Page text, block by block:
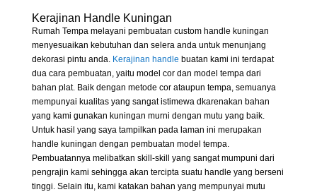
Kerajinan Handle Kuningan
Rumah Tempa melayani pembuatan custom handle kuningan
menyesuaikan kebutuhan dan selera anda untuk menunjang
dekorasi pintu anda. Kerajinan handle buatan kami ini terdapat
dua cara pembuatan, yaitu model cor dan model tempa dari
bahan plat. Baik dengan metode cor ataupun tempa, semuanya
mempunyai kualitas yang sangat istimewa dkarenakan bahan
yang kami gunakan kuningan murni dengan mutu yang baik.
Untuk hasil yang saya tampilkan pada laman ini merupakan
handle kuningan dengan pembuatan model tempa.
Pembuatannya melibatkan skill-skill yang sangat mumpuni dari
pengrajin kami sehingga akan tercipta suatu handle yang berseni
tinggi. Selain itu, kami katakan bahan yang mempunyai mutu